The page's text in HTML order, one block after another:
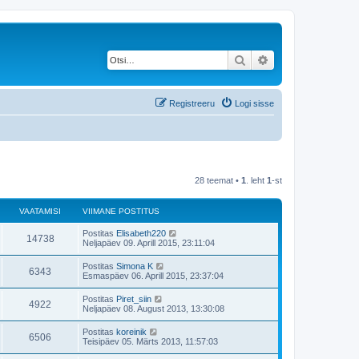
Otsi
Logi sisse
Registreeru
28 teemat • 1 . leht 1-st
VAATAMISI VIIMANE POSTITUS
14738V
a
a
V
m
a
n
e
p
o
s
t
i
u
Postitas Elisabeth220
Neljapäev 09. Aprill 2015, 23:11:04
6343
a
a
V
m
a
n
e
p
o
s
Postitas Simona K
Esmaspäev 06. Aprill 2015, 23:37:04
4922
a
V
m
a
n
e
Postitas Piret_siin
Neljapäev 08. August 2013, 13:30:08
6506
V
i
Postitas koreinik
Teisipäev 05. Märts 2013, 11:57:03